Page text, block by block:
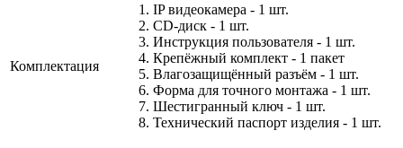
Комплектация
1. IP видеокамера - 1 шт.
2. СD-диск - 1 шт.
3. Инструкция пользователя - 1 шт.
4. Крепёжный комплект - 1 пакет
5. Влагозащищённый разъём - 1 шт.
6. Форма для точного монтажа - 1 шт.
7. Шестигранный ключ - 1 шт.
8. Технический паспорт изделия - 1 шт.